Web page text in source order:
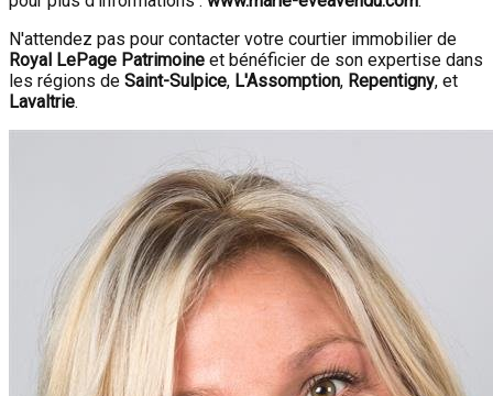
N'attendez pas pour contacter votre courtier immobilier de
Royal LePage Patrimoine et bénéficier de son expertise dans
les régions de Saint-Sulpice, L'Assomption, Repentigny, et
Lavaltrie.